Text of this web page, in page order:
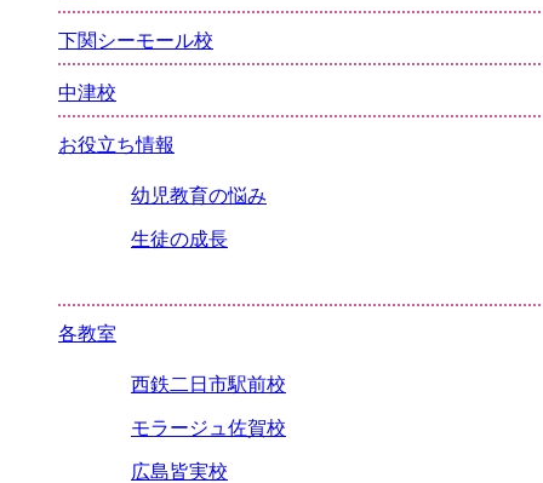
下関シーモール校
中津校
お役立ち情報
幼児教育の悩み
生徒の成長
各教室
西鉄二日市駅前校
モラージュ佐賀校
広島皆実校